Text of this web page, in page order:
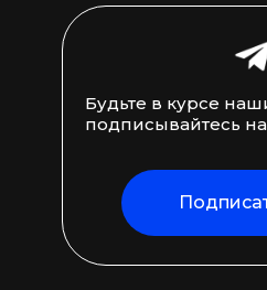
Будьте в курсе
подписывайтесь